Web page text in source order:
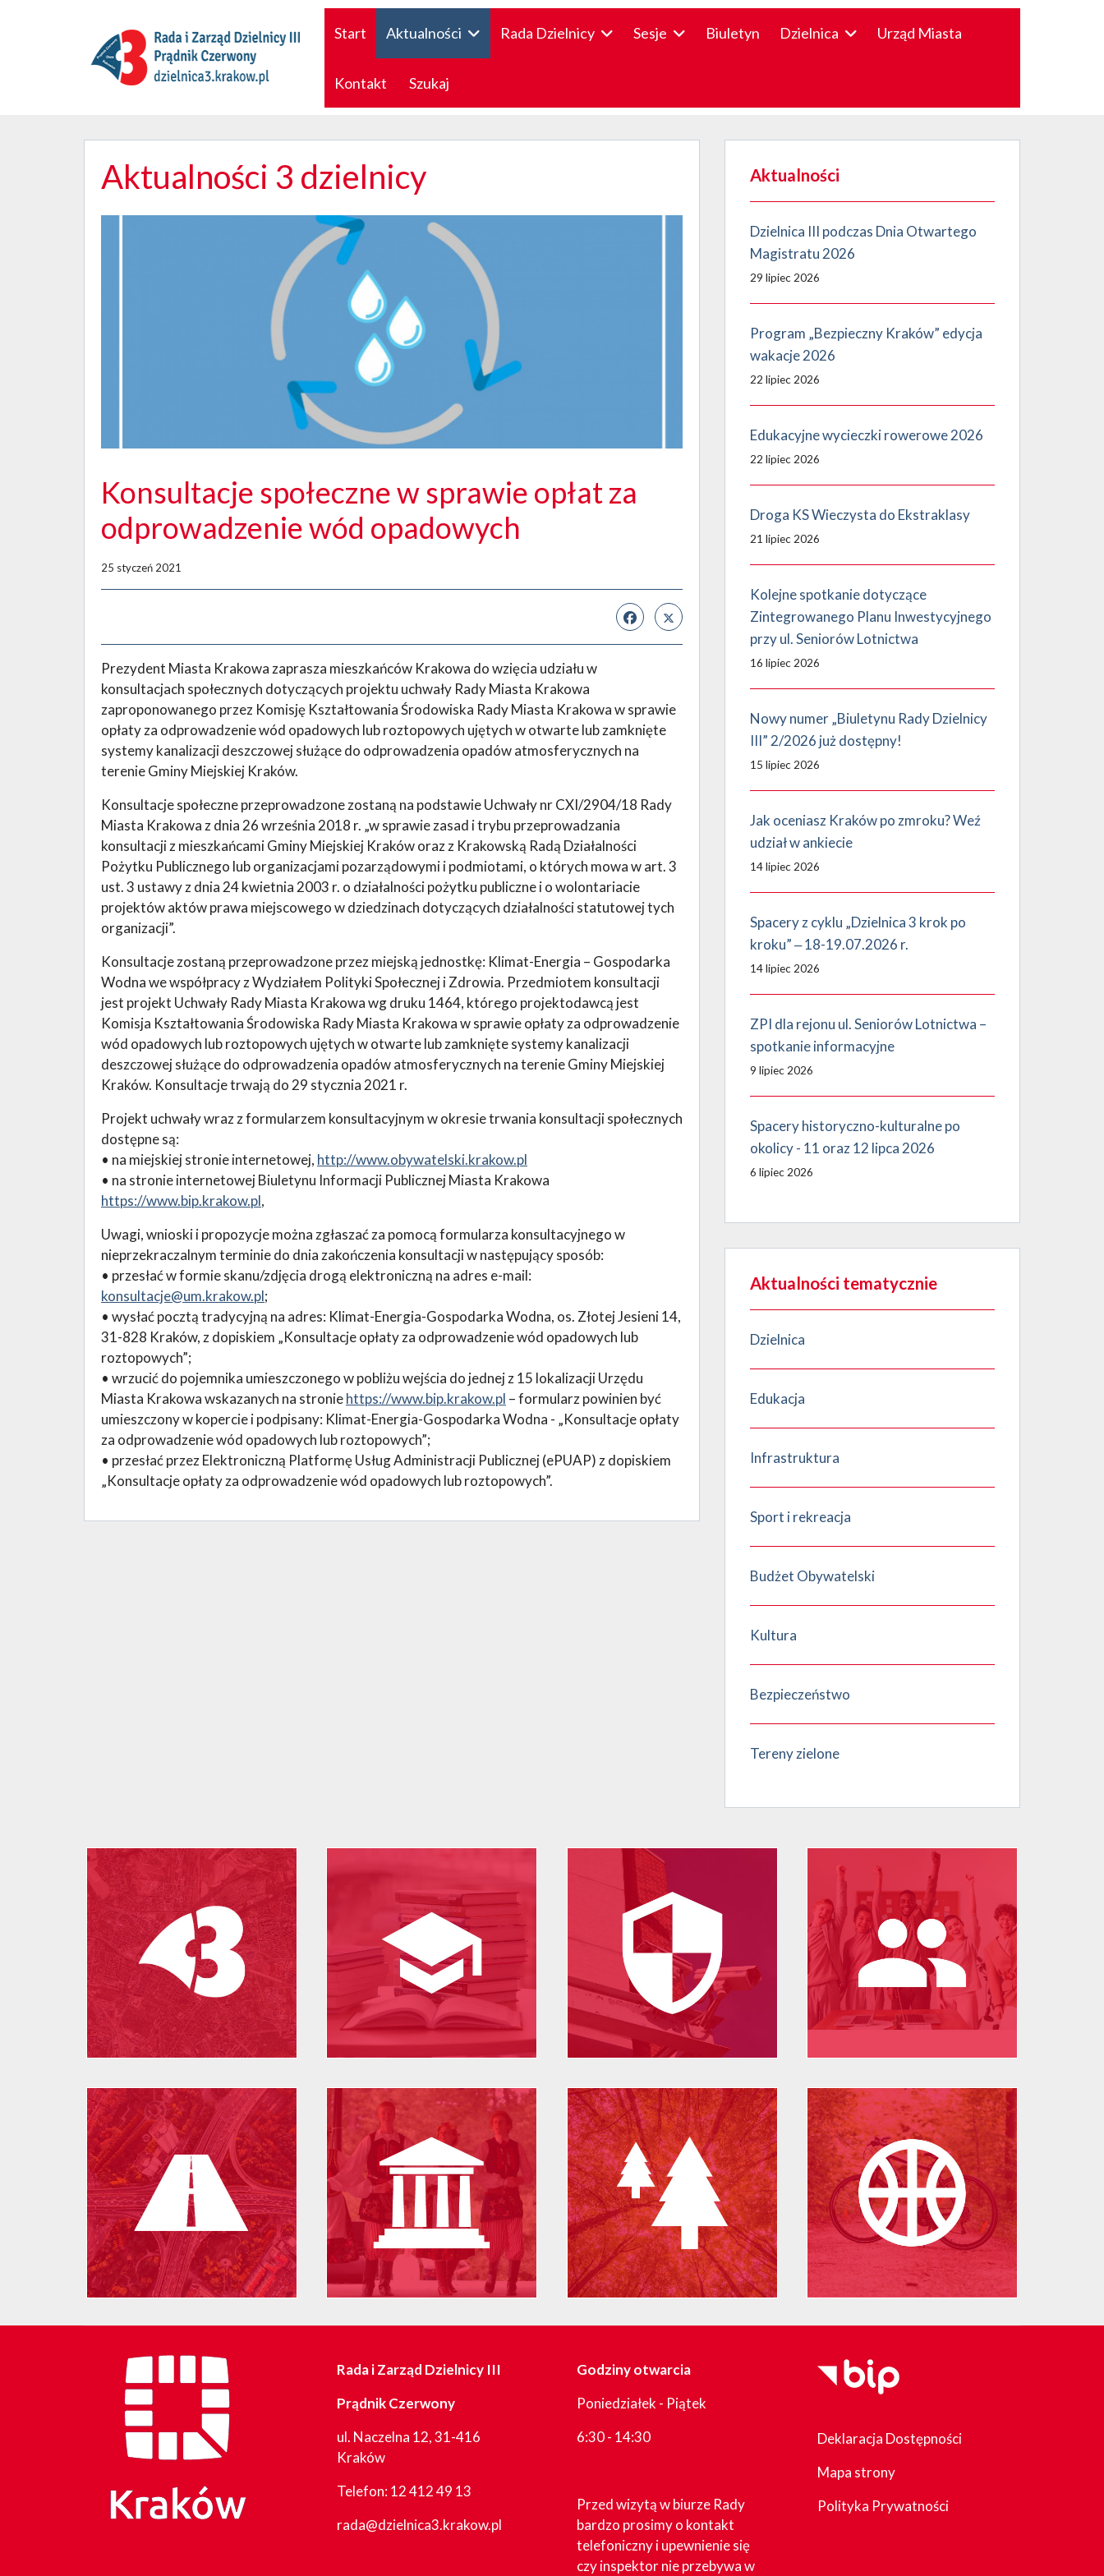
Start Aktualności Rada Dzielnicy Sesje Biuletyn Dzielnica Urząd Miasta
Kontakt Szukaj
Aktualności 3 dzielnicy
Konsultacje społeczne w sprawie opłat za
odprowadzenie wód opadowych
25 styczeń 2021
Prezydent Miasta Krakowa zaprasza mieszkańców Krakowa do wzięcia udziału w
konsultacjach społecznych dotyczących projektu uchwały Rady Miasta Krakowa
zaproponowanego przez Komisję Kształtowania Środowiska Rady Miasta Krakowa w sprawie
opłaty za odprowadzenie wód opadowych lub roztopowych ujętych w otwarte lub zamknięte
systemy kanalizacji deszczowej służące do odprowadzenia opadów atmosferycznych na
terenie Gminy Miejskiej Kraków.
Konsultacje społeczne przeprowadzone zostaną na podstawie Uchwały nr CXI/2904/18 Rady
Miasta Krakowa z dnia 26 września 2018 r. „w sprawie zasad i trybu przeprowadzania
konsultacji z mieszkańcami Gminy Miejskiej Kraków oraz z Krakowską Radą Działalności
Pożytku Publicznego lub organizacjami pozarządowymi i podmiotami, o których mowa w art. 3
ust. 3 ustawy z dnia 24 kwietnia 2003 r. o działalności pożytku publiczne i o wolontariacie
projektów aktów prawa miejscowego w dziedzinach dotyczących działalności statutowej tych
organizacji”.
Konsultacje zostaną przeprowadzone przez miejską jednostkę: Klimat-Energia – Gospodarka
Wodna we współpracy z Wydziałem Polityki Społecznej i Zdrowia. Przedmiotem konsultacji
jest projekt Uchwały Rady Miasta Krakowa wg druku 1464, którego projektodawcą jest
Komisja Kształtowania Środowiska Rady Miasta Krakowa w sprawie opłaty za odprowadzenie
wód opadowych lub roztopowych ujętych w otwarte lub zamknięte systemy kanalizacji
deszczowej służące do odprowadzenia opadów atmosferycznych na terenie Gminy Miejskiej
Kraków. Konsultacje trwają do 29 stycznia 2021 r.
Projekt uchwały wraz z formularzem konsultacyjnym w okresie trwania konsultacji społecznych
dostępne są:
• na miejskiej stronie internetowej, http://www.obywatelski.krakow.pl
• na stronie internetowej Biuletynu Informacji Publicznej Miasta Krakowa
https://www.bip.krakow.pl,
Uwagi, wnioski i propozycje można zgłaszać za pomocą formularza konsultacyjnego w
nieprzekraczalnym terminie do dnia zakończenia konsultacji w następujący sposób:
• przesłać w formie skanu/zdjęcia drogą elektroniczną na adres e-mail:
konsultacje@um.krakow.pl;
• wysłać pocztą tradycyjną na adres: Klimat-Energia-Gospodarka Wodna, os. Złotej Jesieni 14,
31-828 Kraków, z dopiskiem „Konsultacje opłaty za odprowadzenie wód opadowych lub
roztopowych”;
• wrzucić do pojemnika umieszczonego w pobliżu wejścia do jednej z 15 lokalizacji Urzędu
Miasta Krakowa wskazanych na stroniehttps://www.bip.krakow.pl – formularz powinien być
umieszczony w kopercie i podpisany: Klimat-Energia-Gospodarka Wodna - „Konsultacje opłaty
za odprowadzenie wód opadowych lub roztopowych”;
• przesłać przez Elektroniczną Platformę Usług Administracji Publicznej (ePUAP) z dopiskiem
„Konsultacje opłaty za odprowadzenie wód opadowych lub roztopowych”.
Aktualności
Dzielnica III podczas Dnia Otwartego
Magistratu 2026
29 lipiec 2026
Program „Bezpieczny Kraków” edycja
wakacje 2026
22 lipiec 2026
Edukacyjne wycieczki rowerowe 2026
22 lipiec 2026
Droga KS Wieczysta do Ekstraklasy
21 lipiec 2026
Kolejne spotkanie dotyczące
Zintegrowanego Planu Inwestycyjnego
przy ul. Seniorów Lotnictwa
16 lipiec 2026
Nowy numer „Biuletynu Rady Dzielnicy
III” 2/2026 już dostępny!
15 lipiec 2026
Jak oceniasz Kraków po zmroku? Weź
udział w ankiecie
14 lipiec 2026
Spacery z cyklu „Dzielnica 3 krok po
kroku” ‒ 18-19.07.2026 r.
14 lipiec 2026
ZPI dla rejonu ul. Seniorów Lotnictwa –
spotkanie informacyjne
9 lipiec 2026
Spacery historyczno-kulturalne po
okolicy - 11 oraz 12 lipca 2026
6 lipiec 2026
Aktualności tematycznie
Dzielnica
Edukacja
Infrastruktura
Sport i rekreacja
Budżet Obywatelski
Kultura
Bezpieczeństwo
Tereny zielone
Rada i Zarząd Dzielnicy III
Prądnik Czerwony
ul. Naczelna 12, 31-416
Kraków
Telefon:12 412 49 13
rada@dzielnica3.krakow.pl
Godziny otwarcia
Poniedziałek - Piątek
6:30 - 14:30
Przed wizytą w biurze Rady
bardzo prosimy o kontakt
telefoniczny i upewnienie się
czy inspektor nie przebywa w
Deklaracja Dostępności
Mapa strony
Polityka Prywatności